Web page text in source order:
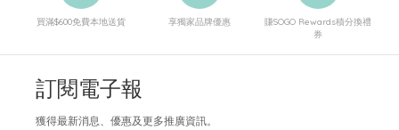
買滿$600免費本地送貨 享獨家品牌優惠
賺SOGO Rewards積分換禮
券
訂閱電子報
獲得最新消息、優惠及更多推廣資訊。